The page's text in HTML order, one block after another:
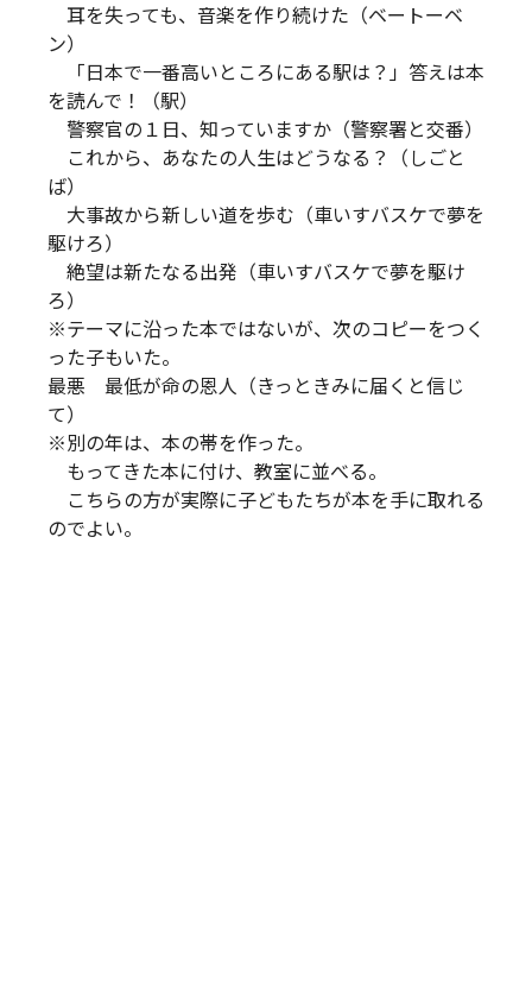
耳を失っても、音楽を作り続けた（ベートーベ
ン）
「日本で一番高いところにある駅は？」答えは本
を読んで！（駅）
警察官の１日、知っていますか（警察署と交番）
これから、あなたの人生はどうなる？（しごと
ば）
大事故から新しい道を歩む（車いすバスケで夢を
駆けろ）
絶望は新たなる出発（車いすバスケで夢を駆け
ろ）
※テーマに沿った本ではないが、次のコピーをつく
った子もいた。
最悪 最低が命の恩人（きっときみに届くと信じ
て）
※別の年は、本の帯を作った。
もってきた本に付け、教室に並べる。
こちらの方が実際に子どもたちが本を手に取れる
のでよい。